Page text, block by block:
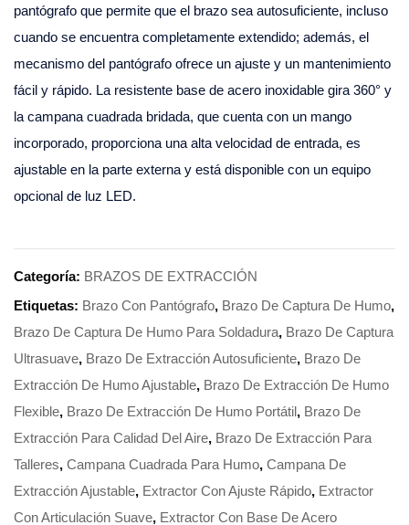
pantógrafo que permite que el brazo sea autosuficiente, incluso
cuando se encuentra completamente extendido; además, el
mecanismo del pantógrafo ofrece un ajuste y un mantenimiento
fácil y rápido. La resistente base de acero inoxidable gira 360° y
la campana cuadrada bridada, que cuenta con un mango
incorporado, proporciona una alta velocidad de entrada, es
ajustable en la parte externa y está disponible con un equipo
opcional de luz LED.
Categoría: BRAZOS DE EXTRACCIÓN
Etiquetas: Brazo Con Pantógrafo, Brazo De Captura De Humo,
Brazo De Captura De Humo Para Soldadura, Brazo De Captura
Ultrasuave, Brazo De Extracción Autosuficiente, Brazo De
Extracción De Humo Ajustable, Brazo De Extracción De Humo
Flexible, Brazo De Extracción De Humo Portátil, Brazo De
Extracción Para Calidad Del Aire, Brazo De Extracción Para
Talleres, Campana Cuadrada Para Humo, Campana De
Extracción Ajustable, Extractor Con Ajuste Rápido, Extractor
Con Articulación Suave, Extractor Con Base De Acero